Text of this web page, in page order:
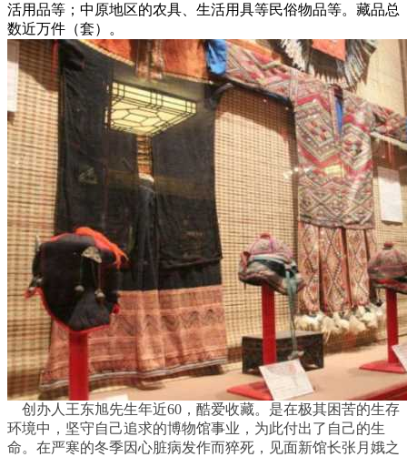
活用品等；中原地区的农具、生活用具等民俗物品等。藏品总
数近万件（套）。
创办人王东旭先生年近60，酷爱收藏。是在极其困苦的生存
环境中，坚守自己追求的博物馆事业，为此付出了自己的生
命。在严寒的冬季因心脏病发作而猝死，见面新馆长张月娥之